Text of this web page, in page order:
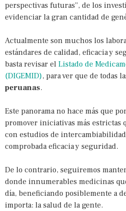
perspectivas futuras”, de los
evidenciar la gran cantidad de
Actualmente son muchos los
estándares de calidad, eficacia y
basta revisar el Listado de
(DIGEMID), para ver que de todas
peruanas.
Este panorama no hace más que
promover iniciativas más estrictas
con estudios de
comprobada eficacia y seguridad.
De lo contrario, seguiremos
donde innumerables medicinas
día, beneficiando posiblemente a
importa: la salud de la gente.